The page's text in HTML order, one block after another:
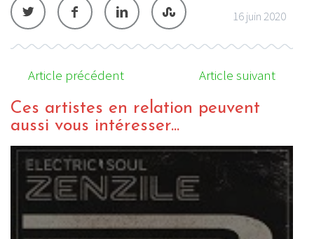
16 juin 2020
Article précédent Article suivant
Ces artistes en relation peuvent
aussi vous intéresser...